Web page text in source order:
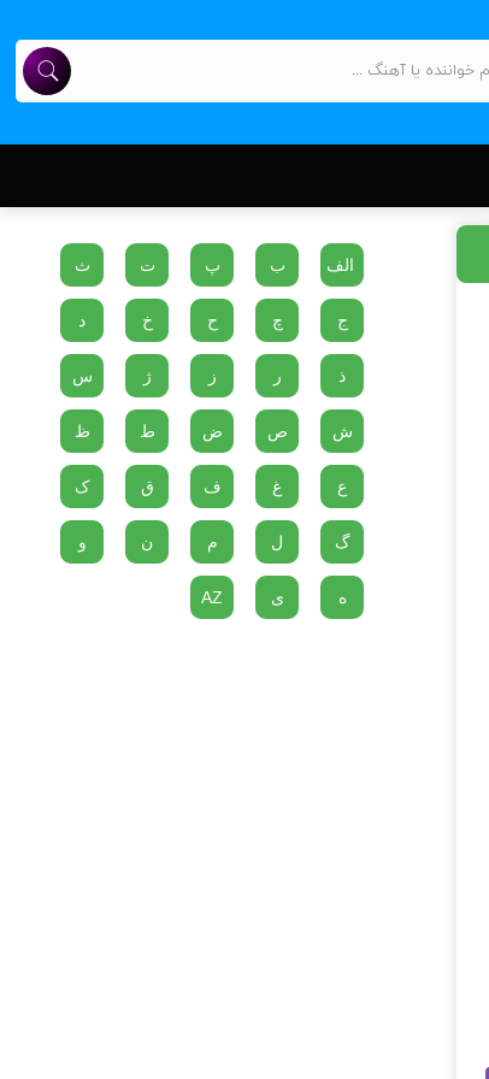
الف ب پ ت ث
ج چ ح خ د
ذ ر ز ژ س
ش ص ض ط ظ
ع غ ف ق ک
گ ل م ن و
ه ی AZ